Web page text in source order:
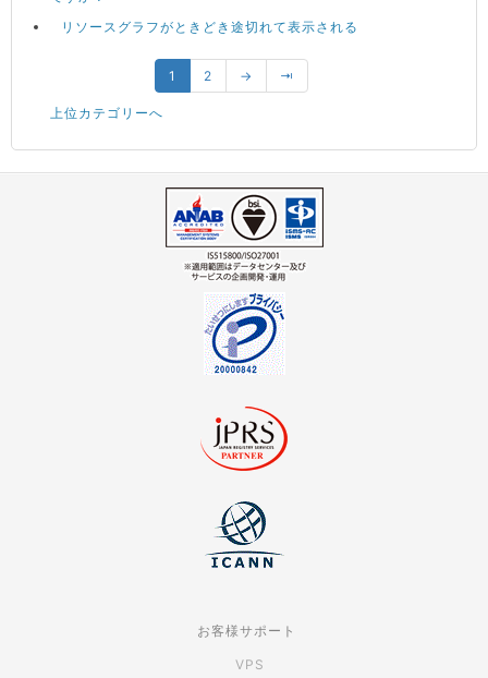
リソースグラフがときどき途切れて表示される
1 2 → ⇥
上位カテゴリーへ
お客様サポート
VPS